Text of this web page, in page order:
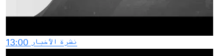
نشرة الأخبار 13:00